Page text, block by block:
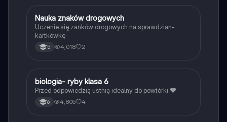
NTechnika
Nauka znaków drogowych
Uczenie się zanków drogowych na sprawdzian-
kartkówkę
5 4,018 2
BBiologia
biologia- ryby klasa 6
Przed odpowiedzią ustnią idealny do powtórki ❤️
6 4,805 4